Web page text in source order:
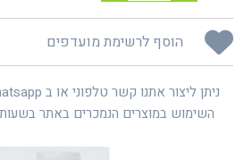
הוסף לרשימת מועדפים
השימוש במוצרים הנמכרים באתר בשעות העבודה